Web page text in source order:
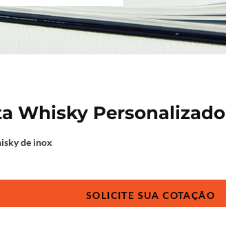
Whisky Personalizado
de inox